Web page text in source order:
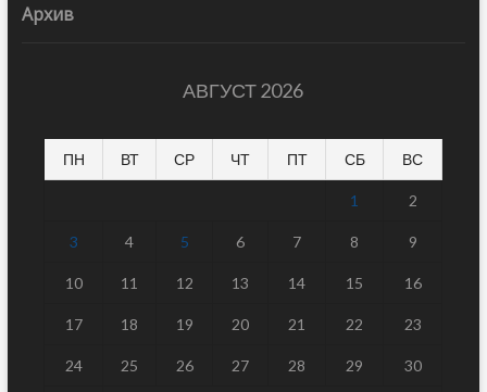
Архив
АВГУСТ 2026
ПН ВТ СР ЧТ ПТ СБ ВС
1 2
3 4 5 6 7 8 9
10 11 12 13 14 15 16
17 18 19 20 21 22 23
24 25 26 27 28 29 30